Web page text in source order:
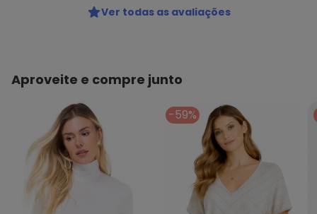
Ver todas as avaliações
Aproveite e compre junto
-59%